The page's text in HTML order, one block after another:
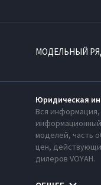
МОДЕЛЬНЫЙ
Юридическая
Вся информация,
информационный
моделей, часть
цен,
дилеров VOYAH.